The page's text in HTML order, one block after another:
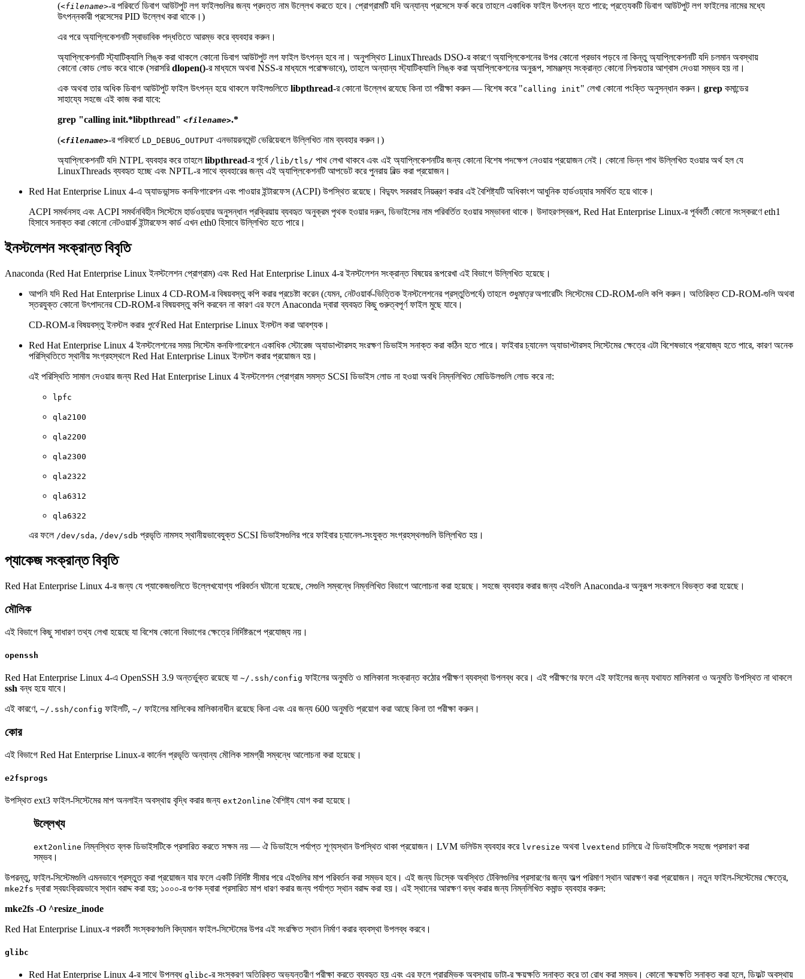
(<filename>-র পরিবর্তে ডিবাগ আউটপুট লগ ফাইলগুলির জন্য প্রদত্ত নাম উল্লেখ করতে হবে। প্রোগ্রামটি যদি অন্যান্য প্রসেসে ফর্ক করে তাহলে একাধিক ফাইল উৎপন্ন হতে পারে; প্রত্যেকটি ডিবাগ আউটপুট লগ ফাইলের নামের মধ্যে
উৎপন্নকারী প্রসেসের PID উল্লেখ করা থাকে।)
এর পরে অ্যাপ্লিকেশনটি স্বাভাবিক পদ্ধতিতে আরম্ভ করে ব্যবহার করুন।
অ্যাপ্লিকেশনটি স্ট্যাটিক্যালি লিঙ্ক করা থাকলে কোনো ডিবাগ আউটপুট লগ ফাইল উৎপন্ন হবে না। অনুপস্থিত LinuxThreads DSO-র কারণে অ্যাপ্লিকেশনের উপর কোনো প্রভাব পড়বে না কিন্তু অ্যাপ্লিকেশনটি যদি চলমান অবস্থায়
কোনো কোড লোড করে থাকে (সরাসরিdlopen()-র মাধ্যমে অথবা NSS-র মাধ্যমে পরোক্ষভাবে), তাহলে অন্যান্য স্ট্যাটিক্যালি লিঙ্ক করা অ্যাপ্লিকেশনের অনুরূপ, সামঞ্জস্য সংক্রান্ত কোনো নিশ্চয়তার আশ্বাস দেওয়া সম্ভব হয় না।
এক অথবা তার অধিক ডিবাগ আউটপুট ফাইল উৎপন্ন হয়ে থাকলে ফাইলগুলিতেlibpthread-র কোনো উল্লেখ রযেছে কিনা তা পরীক্ষা করুন — বিশেষ করে "calling init" লেখা কোনো পংক্তি অনুসন্ধান করুন। grep কমান্ডের
সাহায্যে সহজে এই কাজ করা যাবে:
grep "calling init.*libpthread" <filename>.*
(<filename>-র পরিবর্তে LD_DEBUG_OUTPUT এনভায়রনমেন্ট ভেরিয়েবলে উল্লিখিত নাম ব্যবহার করুন।)
অ্যাপ্লিকেশনটি যদি NTPL ব্যবহার করে তাহলেlibpthread-র পূর্বে /lib/tls/ পাথ লেখা থাকবে এবং এই অ্যাপ্লিকেশনটির জন্য কোনো বিশেষ পদক্ষেপ নেওয়ার প্রয়োজন নেই। কোনো ভিন্ন পাথ উল্লিখিত হওয়ার অর্থ হল যে
LinuxThreads ব্যবহৃত হচ্ছে এবং NPTL-র সাথে ব্যবহারের জন্য এই অ্যাপ্লিকেশনটি আপডেট করে পুনরায় বিল্ড করা প্রয়োজন।
Red Hat Enterprise Linux 4-এ অ্যাডভান্সড কনফিগারেশন এবং পাওয়ার ইন্টারফেস (ACPI) উপস্থিত রয়েছে। বিদ্যুৎ সরবরাহ নিয়ন্ত্রণ করার এই বৈশিষ্ট্যটি অধিকাংশ আধুনিক হার্ডওয়্যার সমর্থিত হয়ে থাকে।
ACPI সমর্থনসহ এবং ACPI সমর্থনবিহীন সিস্টেমে হার্ডওয়্যার অনুসন্ধান প্রক্রিয়ায় ব্যবহৃত অনুক্রম পৃথক হওয়ার দরুন, ডিভাইসের নাম পরিবর্তিত হওয়ার সম্ভাবনা থাকে। উদাহরণস্বরূপ, Red Hat Enterprise Linux-র পূর্ববর্তী কোনো সংস্করণে eth1
হিসাবে সনাক্ত করা কোনো নেটওয়ার্ক ইন্টারফেস কার্ড এখন eth0 হিসাবে উল্লিখিত হতে পারে।
ইনস্টলেশন সংক্রান্ত বিবৃতি
Anaconda (Red Hat Enterprise Linux ইনস্টলেশন প্রোগ্রাম) এবং Red Hat Enterprise Linux 4-র ইনস্টলেশন সংক্রান্ত বিষয়ের রূপরেখা এই বিভাগে উল্লিখিত হয়েছে।
আপনি যদি Red Hat Enterprise Linux 4 CD-ROM-র বিষয়বস্তু কপি করার প্রচেষ্টা করেন (যেমন, নেটওয়ার্ক-ভিত্তিক ইনস্টলেশনের প্রস্তুতিপর্বে) তাহলে শুধুমাত্রঅপারেটিং সিস্টেমের CD-ROM-গুলি কপি করুন। অতিরিক্ত CD-ROM-গুলি অথবা
স্তরযুক্ত কোনো উৎপাদনের CD-ROM-র বিষয়বস্তু কপি করবেন না কারণ এর ফলে Anaconda দ্বারা ব্যবহৃত কিছু গুরুত্বপূর্ণ ফাইল মুছে যাবে।
CD-ROM-র বিষয়বস্তু ইনস্টল করার পূর্বেRed Hat Enterprise Linux ইনস্টল করা আবশ্যক।
Red Hat Enterprise Linux 4 ইনস্টলেশনের সময় সিস্টেম কনফিগারেশনে একাধিক স্টোরেজ অ্যাডাপ্টারসহ সংরক্ষণ ডিভাইস সনাক্ত করা কঠিন হতে পারে। ফাইবার চ্যানেল অ্যাডাপ্টারসহ সিস্টেমের ক্ষেত্রে এটা বিশেষভাবে প্রযোজ্য হতে পারে, কারণ অনেক
পরিস্থিতিতে স্থানীয় সংগ্রহস্থলে Red Hat Enterprise Linux ইনস্টল করার প্রয়োজন হয়।
এই পরিস্থিতি সামাল দেওয়ার জন্য Red Hat Enterprise Linux 4 ইনস্টলেশন প্রোগ্রাম সমস্ত SCSI ডিভাইস লোড না হওয়া অবধি নিম্নলিখিত মোডিউলগুলি লোড করে না:
lpfc
qla2100
qla2200
qla2300
qla2322
qla6312
qla6322
এর ফলে /dev/sda, /dev/sdb প্রভৃতি নামসহ স্থানীয়ভাবেযুক্ত SCSI ডিভাইসগুলির পরে ফাইবার চ্যানেল-সংযুক্ত সংগ্রহস্থলগুলি উল্লিখিত হয়।
প্যাকেজ সংক্রান্ত বিবৃতি
Red Hat Enterprise Linux 4-র জন্য যে প্যাকেজগুলিতে উল্লেখযোগ্য পরিবর্তন ঘটানো হয়েছে, সেগুলি সম্বন্ধে নিম্নলিখিত বিভাগে আলোচনা করা হয়েছে। সহজে ব্যবহার করার জন্য এইগুলি Anaconda-র অনুরূপ সংকলনে বিভক্ত করা হয়েছে।
মৌলিক
এই বিভাগে কিছু সাধারণ তথ্য লেখা হয়েছে যা বিশেষ কোনো বিভাগের ক্ষেত্রে নির্দিষ্টরূপে প্রযোজ্য নয়।
openssh
Red Hat Enterprise Linux 4-এ OpenSSH 3.9 অন্তর্ভুক্ত রয়েছে যা ~/.ssh/config ফাইলের অনুমতি ও মালিকানা সংক্রান্ত কঠোর পরীক্ষণ ব্যবস্থা উপলব্ধ করে। এই পরীক্ষণের ফলে এই ফাইলের জন্য যথাযত মালিকানা ও অনুমতি উপস্থিত না থাকলে
ssh বন্ধ হয়ে যাবে।
এই কারণে, ~/.ssh/config ফাইলটি, ~/ ফাইলের মালিকের মালিকানাধীন রয়েছে কিনা এবং এর জন্য 600 অনুমতি প্রয়োগ করা আছে কিনা তা পরীক্ষা করুন।
কোর
এই বিভাগে Red Hat Enterprise Linux-র কার্নেল প্রভৃতি অন্যান্য মৌলিক সামগ্রী সম্বন্ধে আলোচনা করা হয়েছে।
e2fsprogs
উপস্থিত ext3 ফাইল-সিস্টেমের মাপ অনলাইন অবস্থায় বৃদ্ধি করার জন্য ext2online বৈশিষ্ট্য যোগ করা হয়েছে।
উল্লেখ্য
ext2online নিম্নস্থিত ব্লক ডিভাইসটিকে প্রসারিত করতে সক্ষম নয় — ঐ ডিভাইসে পর্যাপ্ত শূণ্যস্থান উপস্থিত থাকা প্রয়োজন। LVM ভলিউম ব্যবহার করে lvresize অথবা lvextend চালিয়ে ঐ ডিভাইসটিকে সহজে প্রসারণ করা
সম্ভব।
উপরন্তু, ফাইল-সিস্টেমগুলি এমনভাবে প্রস্তুত করা প্রয়োজন যার ফলে একটি নির্দিষ্ট সীমার পরে এইগুলির মাপ পরিবর্তন করা সম্ভব হবে। এই জন্য ডিস্কে অবস্থিত টেবিলগুলির প্রসারণের জন্য অল্প পরিমাণ স্থান আরক্ষণ করা প্রয়োজন। নতুন ফাইল-সিস্টেমের ক্ষেত্রে,
mke2fs দ্বারা স্বয়ংক্রিয়ভাবে স্থান বরাদ্দ করা হয়; ১০০০-র গুণক দ্বারা প্রসারিত মাপ ধারণ করার জন্য পর্যাপ্ত স্থান বরাদ্দ করা হয়। এই স্থানের আরক্ষণ বন্ধ করার জন্য নিম্নলিখিত কমান্ড ব্যবহার করুন:
mke2fs -O ^resize_inode
Red Hat Enterprise Linux-র পরবর্তী সংস্করণগুলি বিদ্যমান ফাইল-সিস্টেমের উপর এই সংরক্ষিত স্থান নির্মাণ করার ব্যবস্থা উপলব্ধ করবে।
glibc
Red Hat Enterprise Linux 4-র সাথে উপলব্ধ glibc-র সংস্করণ অতিরিক্ত অভ্যন্তরীণ পরীক্ষা করতে ব্যবহৃত হয় এবং এর ফলে প্রারম্ভিক অবস্থায় ডাটা-র ক্ষয়ক্ষতি সনাক্ত করে তা রোধ করা সম্ভব। কোনো ক্ষয়ক্ষতি সনাক্ত করা হলে, ডিফল্ট অবস্থায়